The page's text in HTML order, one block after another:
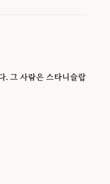
. 그 사람은 스타니슬랍